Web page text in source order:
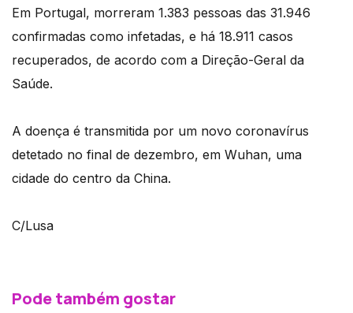
Em Portugal, morreram 1.383 pessoas das 31.946
confirmadas como infetadas, e há 18.911 casos
recuperados, de acordo com a Direção-Geral da
Saúde.
A doença é transmitida por um novo coronavírus
detetado no final de dezembro, em Wuhan, uma
cidade do centro da China.
C/Lusa
Pode também gostar